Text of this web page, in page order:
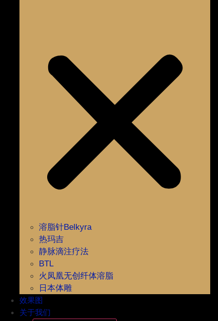
溶脂针Belkyra
热玛吉
静脉滴注疗法
BTL
火凤凰无创纤体溶脂
日本体雕
效果图
关于我们